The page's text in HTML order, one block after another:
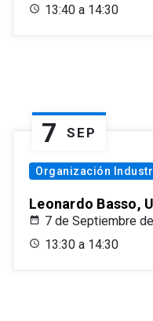
13:40 a 14:30
7 SEP
Organización
Leonardo Basso,
7 de Septiembre
13:30 a 14:30